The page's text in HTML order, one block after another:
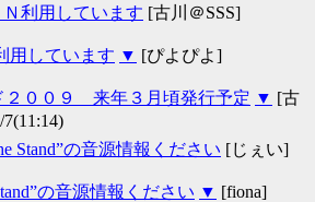
Ｎ利用しています [古川＠SSS]
用しています ▼ [ぴよぴよ]
２００９ 来年３月頃発行予定 ▼ [古
7(11:14)
Stand”の音源情報ください [じぇい]
の音源情報ください ▼ [fiona]